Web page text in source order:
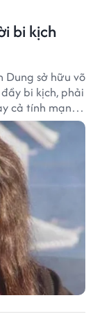
bi kịch
Dung sở hữu võ
bi kịch, phải
cả tính mạng,